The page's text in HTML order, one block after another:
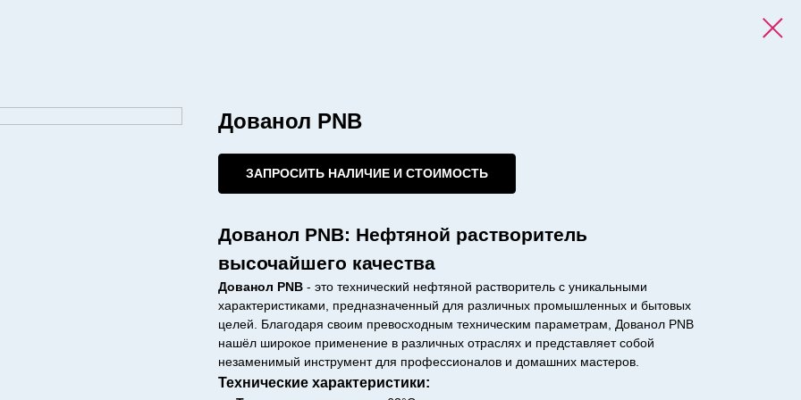
Дованол PNB
ЗАПРОСИТЬ НАЛИЧИЕ И СТОИМОСТЬ
Дованол PNB: Нефтяной растворитель
высочайшего качества
Дованол PNB - это технический нефтяной растворитель с уникальными
характеристиками, предназначенный для различных промышленных и бытовых
целей. Благодаря своим превосходным техническим параметрам, Дованол PNB
нашёл широкое применение в различных отраслях и представляет собой
незаменимый инструмент для профессионалов и домашних мастеров.
Технические характеристики: